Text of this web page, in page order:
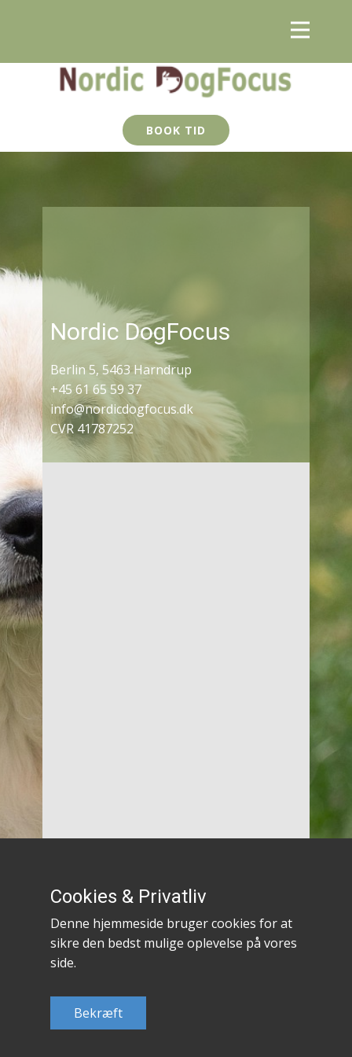
BOOK TID
Nordic DogFocus
Berlin 5, 5463 Harndrup
+45 61 65 59 37
info@nordicdogfocus.dk
CVR 41787252
Persondatapolitik hos Dogfocus
copyright 2024 nordicdogfocus
Cookie- og privatlivspolitik hos Dogfocus
Cookies & Privatliv
Denne hjemmeside bruger cookies for at
sikre den bedst mulige oplevelse på vores
side.
Bekræft